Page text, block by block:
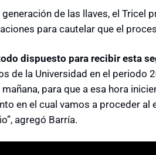
generación de las llaves, el Tricel
para cautelar que el
dispuesto para recibir esta
de la Universidad en el periodo
mañana, para que a esa hora
en el cual vamos a proceder
agregó Barría.